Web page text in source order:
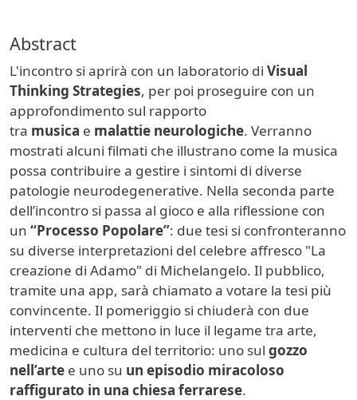
Abstract
L'incontro si aprirà con un laboratorio di Visual
Thinking Strategies, per poi proseguire con un
approfondimento sul rapporto
tra musica e malattie neurologiche. Verranno
mostrati alcuni filmati che illustrano come la musica
possa contribuire a gestire i sintomi di diverse
patologie neurodegenerative. Nella seconda parte
dell’incontro si passa al gioco e alla riflessione con
un “Processo Popolare”: due tesi si confronteranno
su diverse interpretazioni del celebre affresco "La
creazione di Adamo" di Michelangelo. Il pubblico,
tramite una app, sarà chiamato a votare la tesi più
convincente. Il pomeriggio si chiuderà con due
interventi che mettono in luce il legame tra arte,
medicina e cultura del territorio: uno sul gozzo
nell’arte e uno su un episodio miracoloso
raffigurato in una chiesa ferrarese.